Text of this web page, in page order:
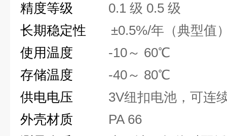
精度等级 0.1 级 0.5 级
长期稳定性 ±0.5%/年（典型值
使用温度 -10～ 60℃
存储温度 -40～ 80℃
供电电压 3V纽扣电池，可连
外壳材质 PA 66